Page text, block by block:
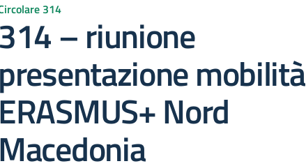
314
314 – riunione
presentazione mobilità
ERASMUS+ Nord
Macedonia